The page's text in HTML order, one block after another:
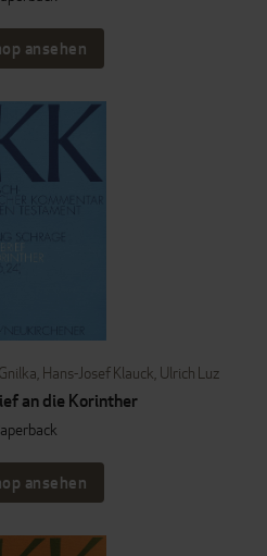
ansehen
, Hans-Josef Klauck, Ulrich Luz
an die Korinther
ansehen